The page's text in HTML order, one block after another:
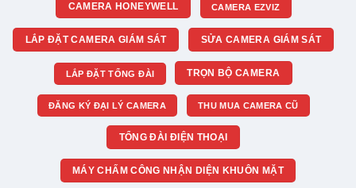
CAMERA HONEYWELL CAMERA EZVIZ
LẮP ĐẶT CAMERA GIÁM SÁT SỬA CAMERA GIÁM SÁT
LẮP ĐẶT TỔNG ĐÀI TRỌN BỘ CAMERA
ĐĂNG KÝ ĐẠI LÝ CAMERA THU MUA CAMERA CŨ
TỔNG ĐÀI ĐIỆN THOẠI
MÁY CHẤM CÔNG NHẬN DIỆN KHUÔN MẶT